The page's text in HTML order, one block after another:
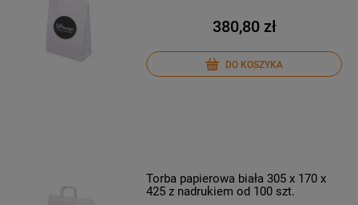
380,80 zł
DO KOSZYKA
Torba papierowa biała 305 x 170 x
425 z nadrukiem od 100 szt.